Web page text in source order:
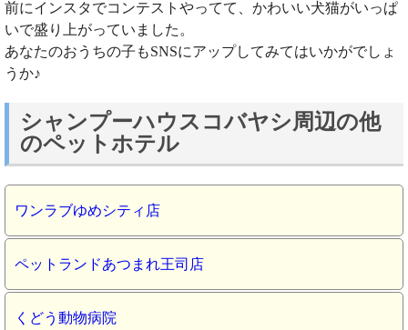
前にインスタでコンテストやってて、かわいい犬猫がいっぱ
いで盛り上がっていました。
あなたのおうちの子もSNSにアップしてみてはいかがでしょ
うか♪
シャンプーハウスコバヤシ周辺の他
のペットホテル
ワンラブゆめシティ店
ペットランドあつまれ王司店
くどう動物病院